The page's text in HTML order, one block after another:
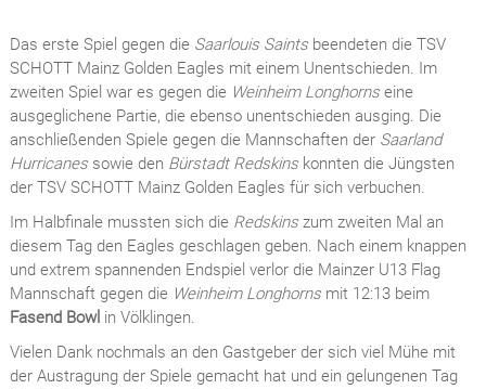
Das erste Spiel gegen die Saarlouis Saintsbeendeten die TSV
SCHOTT Mainz Golden Eagles mit einem Unentschieden. Im
zweiten Spiel war es gegen die Weinheim Longhornseine
ausgeglichene Partie, die ebenso unentschieden ausging. Die
anschließenden Spiele gegen die Mannschaften der Saarland
Hurricanessowie den Bürstadt Redskinskonnten die Jüngsten
der TSV SCHOTT Mainz Golden Eagles für sich verbuchen.
Im Halbfinale mussten sich die Redskinszum zweiten Mal an
diesem Tag den Eagles geschlagen geben. Nach einem knappen
und extrem spannenden Endspiel verlor die Mainzer U13 Flag
Mannschaft gegen die Weinheim Longhornsmit 12:13 beim
Fasend Bowl in Völklingen.
Vielen Dank nochmals an den Gastgeber der sich viel Mühe mit
der Austragung der Spiele gemacht hat und ein gelungenen Tag